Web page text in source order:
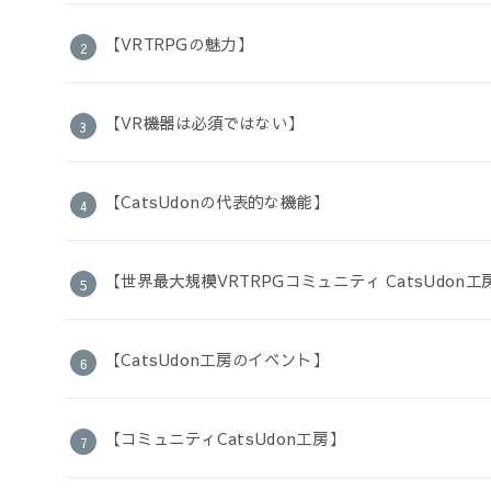
【VRTRPGの魅力】
【VR機器は必須ではない】
【CatsUdonの代表的な機能】
【世界最大規模VRTRPGコミュニティ CatsUdon工
【CatsUdon工房のイベント】
【コミュニティCatsUdon工房】